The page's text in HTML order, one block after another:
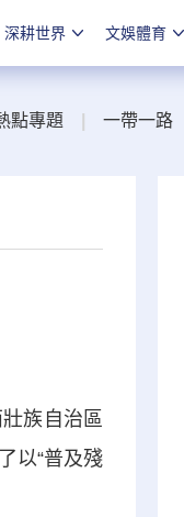
深耕世界 文娛體育
點專題 一帶一路
族自治區
以“普及殘